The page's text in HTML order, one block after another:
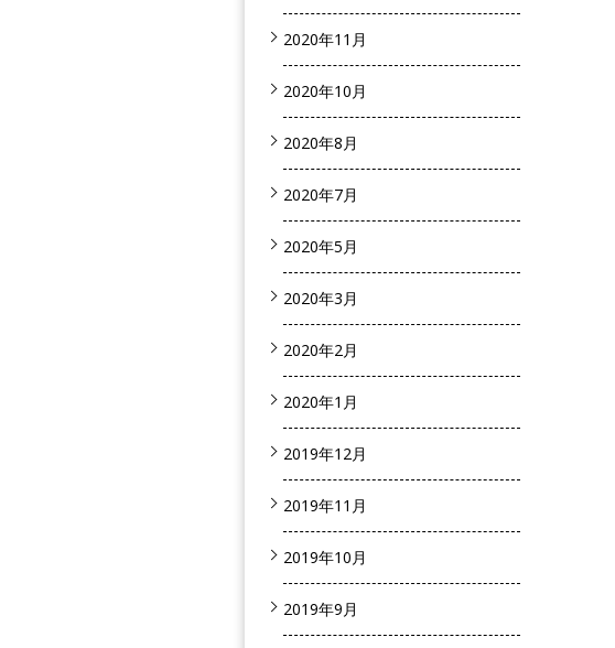
2020年11月
2020年10月
2020年8月
2020年7月
2020年5月
2020年3月
2020年2月
2020年1月
2019年12月
2019年11月
2019年10月
2019年9月